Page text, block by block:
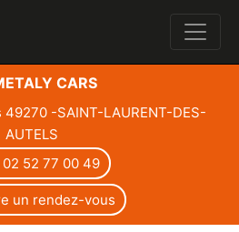
CARS
-SAINT-LAURENT-DES-
AUTELS
02 52 77 00 49
un rendez-vous